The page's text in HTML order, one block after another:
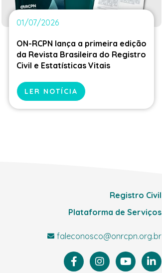
01/07/2026
ON-RCPN lança a primeira edição
da Revista Brasileira do Registro
Civil e Estatísticas Vitais
LER NOTÍCIA
Registro Civil
Plataforma de Serviços
faleconosco@onrcpn.org.br
F
a
I
n
Y
o
L
i